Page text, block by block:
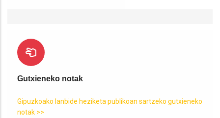
Gutxieneko notak
Gipuzkoako lanbide heziketa publikoan sartzeko gutxieneko
notak >>